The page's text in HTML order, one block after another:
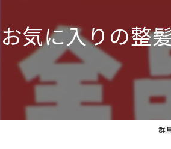
気に入りの整
群